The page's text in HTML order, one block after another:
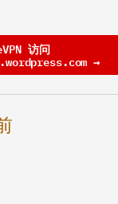
访问
→